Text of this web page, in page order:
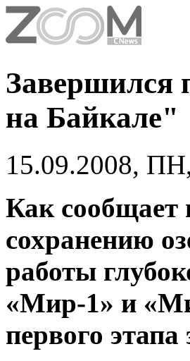
на Байкале"
15.09.2008,
Как сообщает
сохранению
работы
«Мир-1» и
первого